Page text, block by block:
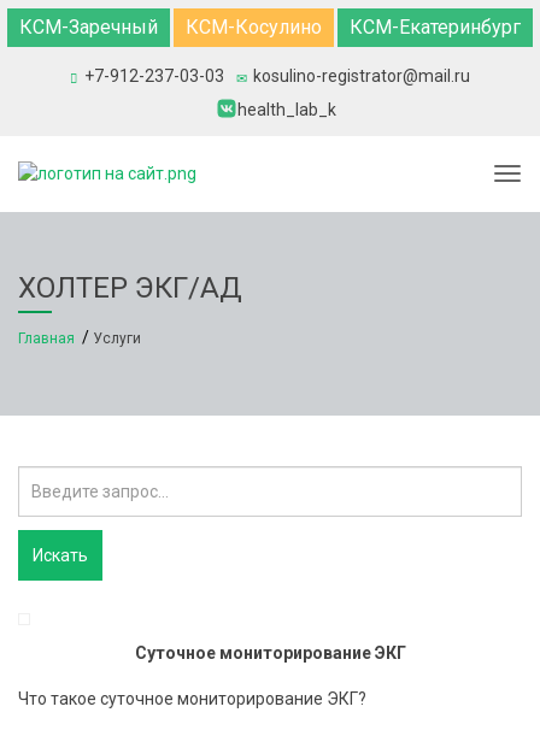
КСМ-Заречный КСМ-Косулино КСМ-Екатеринбург
+7-912-237-03-03
kosulino-registrator@mail.ru
health_lab_k
ХОЛТЕР ЭКГ/АД
Главная Услуги
Суточное мониторирование ЭКГ
Что такое суточное мониторирование ЭКГ?